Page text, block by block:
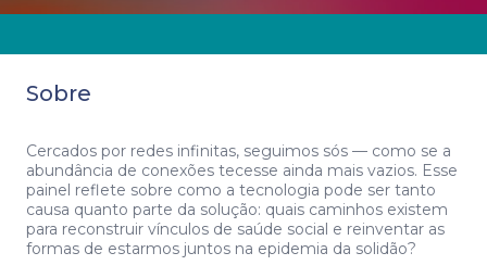
Sobre
Cercados por redes infinitas, seguimos sós — como se a
abundância de conexões tecesse ainda mais vazios. Esse
painel reflete sobre como a tecnologia pode ser tanto
causa quanto parte da solução: quais caminhos existem
para reconstruir vínculos de saúde social e reinventar as
formas de estarmos juntos na epidemia da solidão?